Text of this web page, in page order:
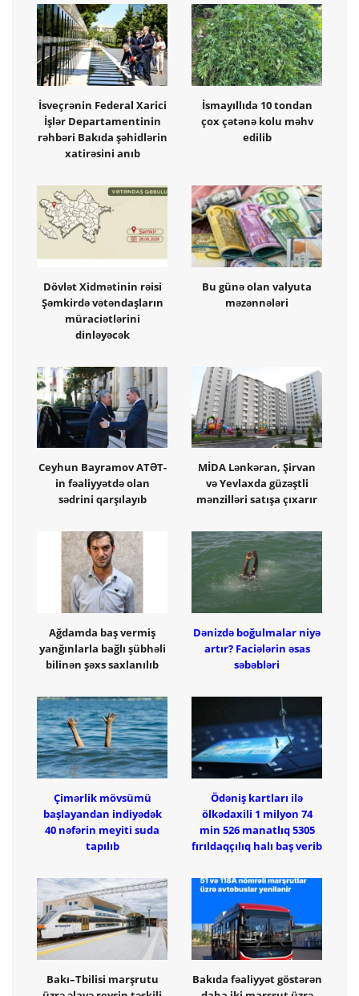
İsveçrənin Federal Xarici
İşlər Departamentinin
rəhbəri Bakıda şəhidlərin
xatirəsini anıb
İsmayıllıda 10 tondan
çox çətənə kolu məhv
edilib
Dövlət Xidmətinin rəisi
Şəmkirdə vətəndaşların
müraciətlərini
dinləyəcək
Bu günə olan valyuta
məzənnələri
Ceyhun Bayramov ATƏT-
in fəaliyyətdə olan
sədrini qarşılayıb
MİDA Lənkəran, Şirvan
və Yevlaxda güzəştli
mənzilləri satışa çıxarır
Ağdamda baş vermiş
yanğınlarla bağlı şübhəli
bilinən şəxs saxlanılıb
Dənizdə boğulmalar niyə
artır? Faciələrin əsas
səbəbləri
Çimərlik mövsümü
başlayandan indiyədək
40 nəfərin meyiti suda
tapılıb
Ödəniş kartları ilə
ölkədaxili 1 milyon 74
min 526 manatlıq 5305
fırıldaqçılıq halı baş verib
Bakı–Tbilisi marşrutu
Bakıda fəaliyyət göstərən